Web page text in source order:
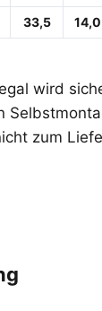
33,5 14,0
wird
zum